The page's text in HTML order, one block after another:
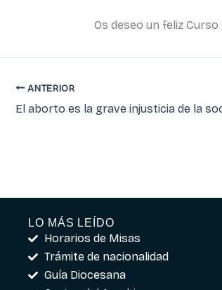
Os deseo un feliz
ANTERIOR
El aborto es la grave injusticia de la
LO MÁS LEÍDO
Horarios de Misas
Trámite de nacionalidad
Guía Diocesana